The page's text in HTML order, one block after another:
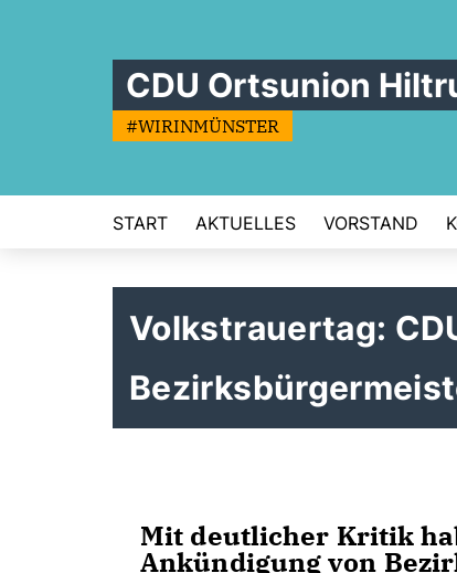
CDU Ortsunion
#WIRINMÜNSTER
START AKTUELLES VORSTAND
Volkstrauertag:
Mit deutlicher Kritik
Ankündigung von